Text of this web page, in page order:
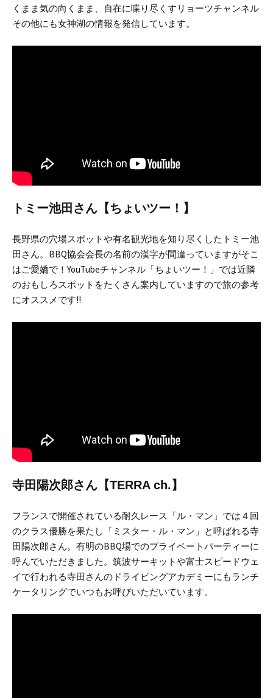
くまま気の向くまま、自在に喋り尽くすリョーツチャンネル
その他にも女神湖の情報を発信しています。
トミー池田さん【ちょいツー！】
長野県の穴場スポットや有名観光地を知り尽くしたトミー池
田さん。 BBQ協会会長の名前の漢字が間違っていますがそこ
はご愛嬌で！ YouTubeチャンネル「ちょいツー！」では近隣
のおもしろスポットをたくさん案内していますので旅の参考
にオススメです!!
寺田陽次郎さん【TERRA ch.】
フランスで開催されている耐久レース「ル・マン」では４回
のクラス優勝を果たし「ミスター・ル・マン」と呼ばれる寺
田陽次郎さん。 有明のBBQ場でのプライベートパーティーに
呼んでいただきました。 筑波サーキットや富士スピードウェ
イで行われる寺田さんのドライビングアカデミーにもランチ
ケータリングでいつもお呼びいただいています。